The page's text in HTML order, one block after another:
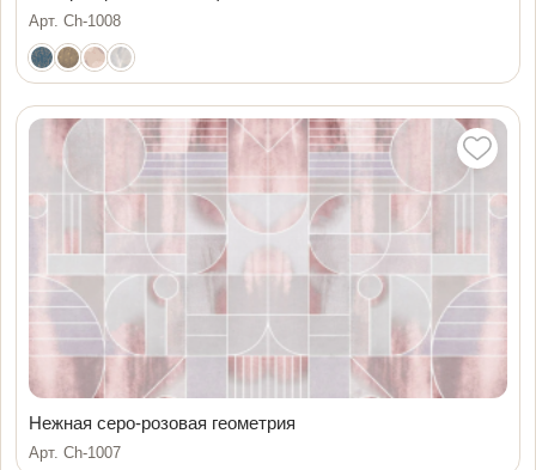
Арт. Ch-1008
Нежная серо-розовая геометрия
Арт. Ch-1007